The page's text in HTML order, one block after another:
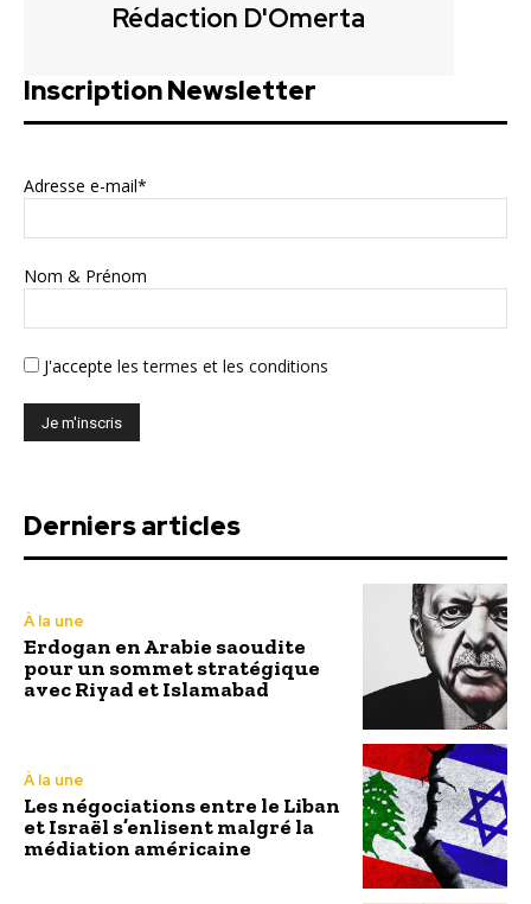
Rédaction D'Omerta
Inscription Newsletter
Adresse e-mail*
Nom & Prénom
J'accepte les termes et les conditions
Derniers articles
À la une
Erdogan en Arabie saoudite
pour un sommet stratégique
avec Riyad et Islamabad
À la une
Les négociations entre le Liban
et Israël s’enlisent malgré la
médiation américaine